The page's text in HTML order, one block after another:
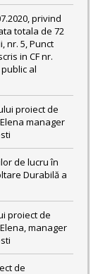
privind
totala de 72
nr. 5, Punct
in CF nr.
al
proiect de
manager
de lucru în
Durabilă a
proiect de
manager
de